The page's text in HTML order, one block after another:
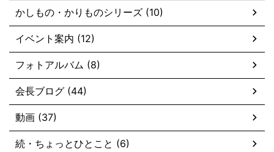
かしもの・かりものシリーズ (10)
イベント案内 (12)
フォトアルバム (8)
会長ブログ (44)
動画 (37)
続・ちょっとひとこと (6)